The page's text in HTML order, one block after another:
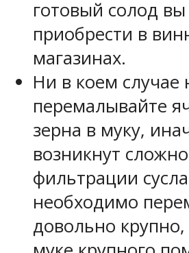
готовый солод
приобрести в
магазинах.
Ни в коем случае
перемалывайте
зерна в муку,
возникнут
фильтрации
необходимо
довольно